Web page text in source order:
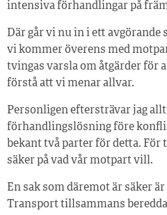
intensiva förhandlingar på
Där går vi nu in i ett avgörande
vi kommer överens med
tvingas varsla om åtgärder för
förstå att vi menar allvar.
Personligen eftersträvar jag
förhandlingslösning före
bekant två parter för detta.
säker på vad vår motpart vill.
En sak som däremot är säker
Transport tillsammans